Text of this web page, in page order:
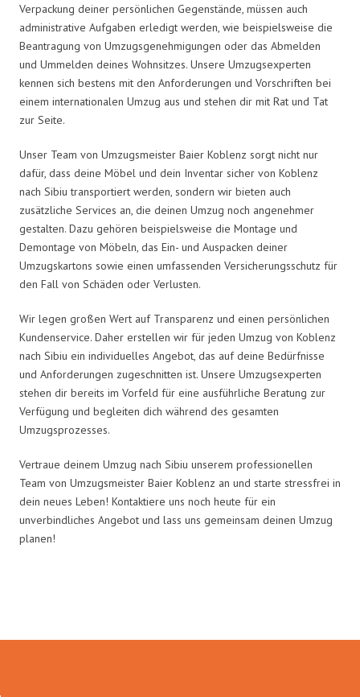
Verpackung deiner persönlichen Gegenstände, müssen auch
administrative Aufgaben erledigt werden, wie beispielsweise die
Beantragung von Umzugsgenehmigungen oder das Abmelden
und Ummelden deines Wohnsitzes. Unsere Umzugsexperten
kennen sich bestens mit den Anforderungen und Vorschriften bei
einem internationalen Umzug aus und stehen dir mit Rat und Tat
zur Seite.
Unser Team von Umzugsmeister Baier Koblenz sorgt nicht nur
dafür, dass deine Möbel und dein Inventar sicher von Koblenz
nach Sibiu transportiert werden, sondern wir bieten auch
zusätzliche Services an, die deinen Umzug noch angenehmer
gestalten. Dazu gehören beispielsweise die Montage und
Demontage von Möbeln, das Ein- und Auspacken deiner
Umzugskartons sowie einen umfassenden Versicherungsschutz für
den Fall von Schäden oder Verlusten.
Wir legen großen Wert auf Transparenz und einen persönlichen
Kundenservice. Daher erstellen wir für jeden Umzug von Koblenz
nach Sibiu ein individuelles Angebot, das auf deine Bedürfnisse
und Anforderungen zugeschnitten ist. Unsere Umzugsexperten
stehen dir bereits im Vorfeld für eine ausführliche Beratung zur
Verfügung und begleiten dich während des gesamten
Umzugsprozesses.
Vertraue deinem Umzug nach Sibiu unserem professionellen
Team von Umzugsmeister Baier Koblenz an und starte stressfrei in
dein neues Leben! Kontaktiere uns noch heute für ein
unverbindliches Angebot und lass uns gemeinsam deinen Umzug
planen!